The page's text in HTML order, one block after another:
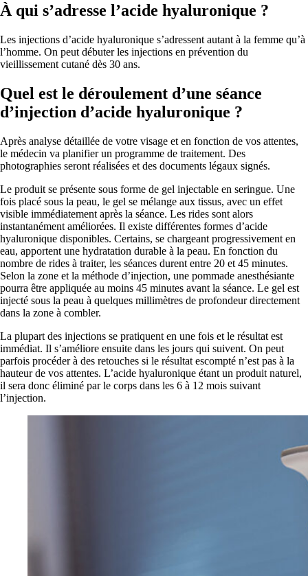
À qui s’adresse l’acide hyaluronique ?
Les injections d’acide hyaluronique s’adressent autant à la femme qu’à
l’homme. On peut débuter les injections en prévention du
vieillissement cutané dès 30 ans.
Quel est le déroulement d’une séance
d’injection d’acide hyaluronique ?
Après analyse détaillée de votre visage et en fonction de vos attentes,
le médecin va planifier un programme de traitement. Des
photographies seront réalisées et des documents légaux signés.
Le produit se présente sous forme de gel injectable en seringue. Une
fois placé sous la peau, le gel se mélange aux tissus, avec un effet
visible immédiatement après la séance. Les rides sont alors
instantanément améliorées. Il existe différentes formes d’acide
hyaluronique disponibles. Certains, se chargeant progressivement en
eau, apportent une hydratation durable à la peau. En fonction du
nombre de rides à traiter, les séances durent entre 20 et 45 minutes.
Selon la zone et la méthode d’injection, une pommade anesthésiante
pourra être appliquée au moins 45 minutes avant la séance. Le gel est
injecté sous la peau à quelques millimètres de profondeur directement
dans la zone à combler.
La plupart des injections se pratiquent en une fois et le résultat est
immédiat. Il s’améliore ensuite dans les jours qui suivent. On peut
parfois procéder à des retouches si le résultat escompté n’est pas à la
hauteur de vos attentes. L’acide hyaluronique étant un produit naturel,
il sera donc éliminé par le corps dans les 6 à 12 mois suivant
l’injection.